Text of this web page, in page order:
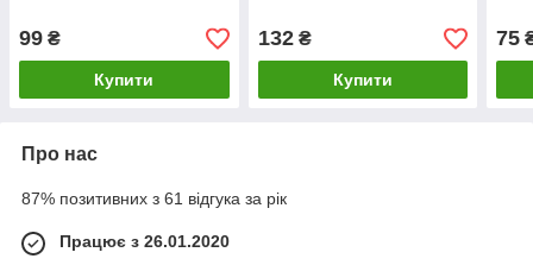
99 ₴
Купити
132₴
Купити
75
Про нас
87% позитивних з 61 відгука за рік
Працює з 26.01.2020